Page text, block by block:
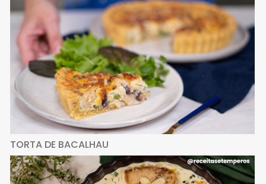
TORTA DE BACALHAU